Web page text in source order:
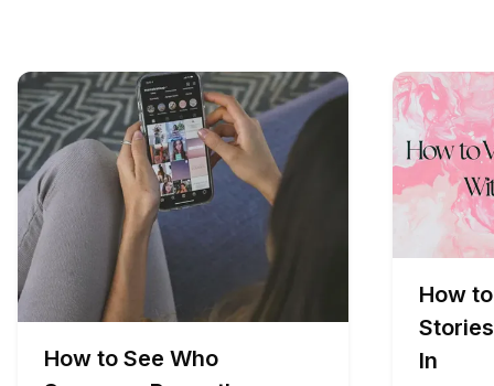
How to See Who
How to
Stories